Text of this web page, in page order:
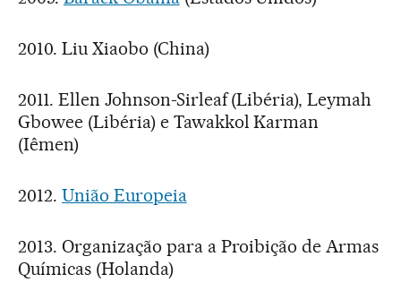
2010. Liu Xiaobo (China)
2011. Ellen Johnson-Sirleaf (Libéria), Leymah
Gbowee (Libéria) e Tawakkol Karman
(Iêmen)
2012. União Europeia
2013. Organização para a Proibição de Armas
Químicas (Holanda)